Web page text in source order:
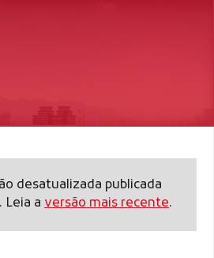
desatualizada publicada
a versão mais recente.